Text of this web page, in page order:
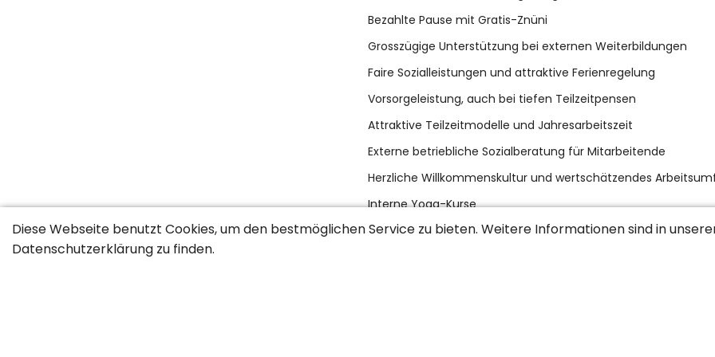
Bezahlte Pause mit Gratis-Znüni
Grosszügige Unterstützung bei externen Weiterbildungen
Faire Sozialleistungen und attraktive Ferienregelung
Vorsorgeleistung, auch bei tiefen Teilzeitpensen
Attraktive Teilzeitmodelle und Jahresarbeitszeit
Externe betriebliche Sozialberatung für Mitarbeitende
Herzliche Willkommenskultur und wertschätzendes
Interne Yoga-Kurse
Kontakt
Diese Webseite benutzt Cookies, um den bestmöglichen Service zu bieten. Weitere Informationen sind in
Datenschutzerklärung zu finden.